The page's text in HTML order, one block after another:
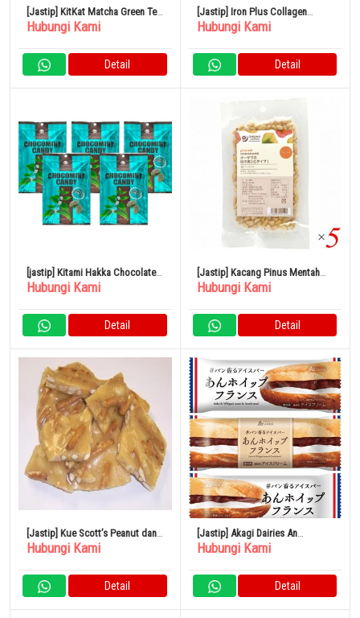
[Jastip] KitKat Matcha Green Tea
Jepang
Hubungi Kami
Detail
[Jastip] Iron Plus Collagen
Wafers 10 Pieces
Hubungi Kami
Detail
[jastip] Kitami Hakka Chocolate
Mint Candy 170g x 5 Bag
Hubungi Kami
Detail
[Jastip] Kacang Pinus Mentah
Kacang Osawa 30g Set isi 5
Hubungi Kami
Detail
[Jastip] Kue Scott’s Peanut dan
Pretzel Putih 1 Pound
Hubungi Kami
Detail
[Jastip] Akagi Dairies An
Whipped French 75ml x 24
Hubungi Kami
Detail